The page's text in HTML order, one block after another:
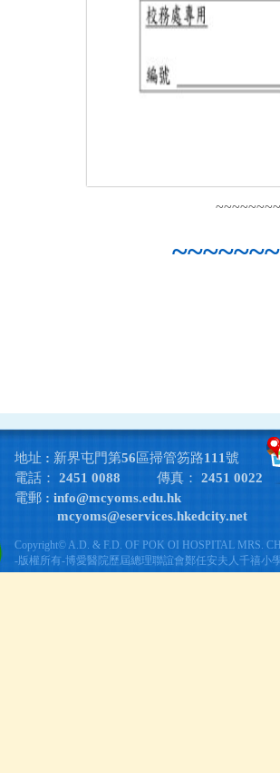
地址 : 新界屯門第56區掃管笏路111號
電話： 2451 0088
傳真： 2451 0022
電郵 : info@mcyoms.edu.hk
mcyoms@eservices.hkedcity.net
Copyright© A.D. & F.D. OF POK OI HOSPITAL MRS.
-版權所有-博愛醫院歷屆總理聯誼會鄭任安夫人千禧小